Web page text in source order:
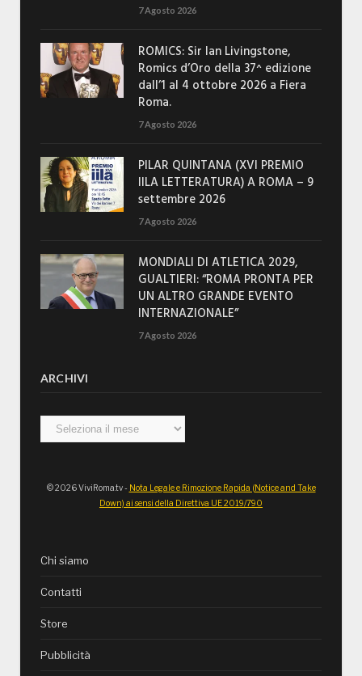
7 Agosto 2026
ROMICS: Sir Ian Livingstone,
Romics d’Oro della 37^ edizione
dall’1 al 4 ottobre 2026 a Fiera
Roma.
7 Agosto 2026
PILAR QUINTANA (XVI PREMIO
IILA LETTERATURA) A ROMA – 9
settembre 2026
7 Agosto 2026
MONDIALI DI ATLETICA 2029,
GUALTIERI: “ROMA PRONTA PER
UN ALTRO GRANDE EVENTO
INTERNAZIONALE”
7 Agosto 2026
ARCHIVI
Archivi
© 2026 ViviRoma.tv - Nota Legale e Rimozione Rapida (Notice and Take
Down) ai sensi della Direttiva UE 2019/790
Chi siamo
Contatti
Store
Pubblicità